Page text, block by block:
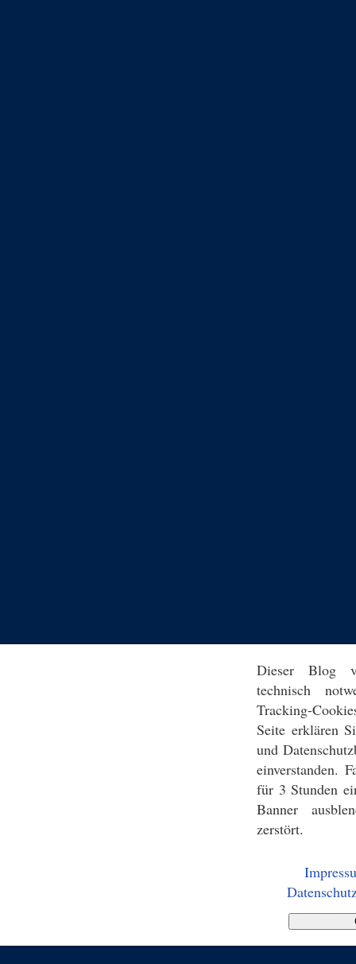
Dieser Blog
technisch
Tracking-
Seite erklären
und
einverstanden.
für 3 Stunden
Banner
zerstört.